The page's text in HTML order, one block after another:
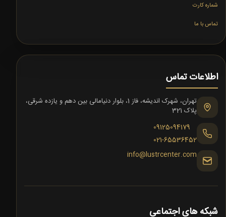
شماره کارت
تماس با ما
اطلاعات تماس
تهران، شهرک اندیشه، فاز 1، بلوار دنیامالی بین دهم و یازده شرقی،
پلاک 321
09125094179
021-65536452
info@lustrcenter.com
شبکه های اجتماعی